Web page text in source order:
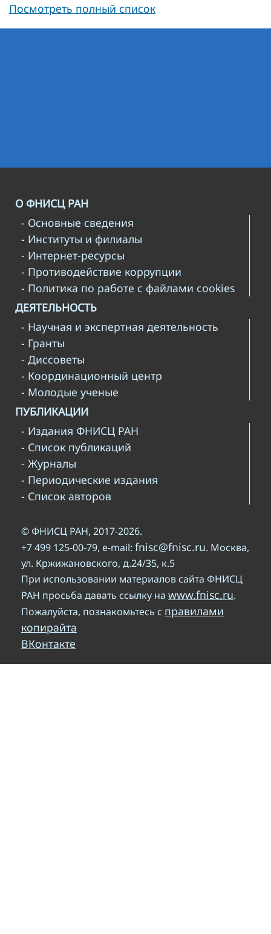
Посмотреть полный список
О ФНИСЦ РАН
- Основные сведения
- Институты и филиалы
- Интернет-ресурсы
- Противодействие коррупции
- Политика по работе с файлами cookies
ДЕЯТЕЛЬНОСТЬ
- Научная и экспертная деятельность
- Гранты
- Диссоветы
- Координационный центр
- Молодые ученые
ПУБЛИКАЦИИ
- Издания ФНИСЦ РАН
- Список публикаций
- Журналы
- Периодические издания
- Список авторов
© ФНИСЦ РАН, 2017-2026.
+7 499 125-00-79, e-mail: fnisc@fnisc.ru. Москва,
ул. Кржижановского, д.24/35, к.5
При использовании материалов сайта ФНИСЦ
РАН просьба давать ссылку на www.fnisc.ru.
Пожалуйста, познакомьтесь с правилами
копирайта
ВКонтакте